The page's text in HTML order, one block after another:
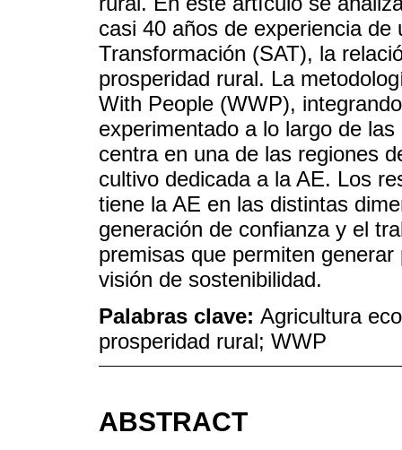
casi 40 años de experiencia de
Transformación (SAT), la
prosperidad rural. La
With People (WWP),
experimentado a lo largo de
centra en una de las regiones
cultivo dedicada a la AE. Los
tiene la AE en las distintas
generación de confianza y el
premisas que permiten
visión de sostenibilidad.
Palabras clave: Agricultura
prosperidad rural; WWP
ABSTRACT